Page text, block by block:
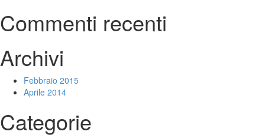
Commenti recenti
Archivi
Febbraio 2015
Aprile 2014
Categorie